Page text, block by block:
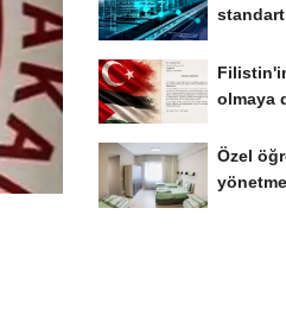
olmaya
Özel